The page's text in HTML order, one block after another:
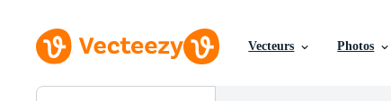
Vecteurs Photos